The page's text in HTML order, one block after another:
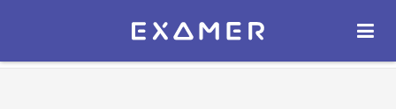
Экзамер — ЕГЭ 2027
ОТКРЫТЬ